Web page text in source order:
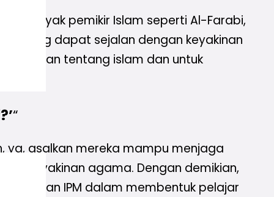
banyak pemikir Islam seperti Al-Farabi,
yang dapat sejalan dengan keyakinan
tentang islam dan untuk
“
ya, asalkan mereka mampu menjaga
keyakinan agama. Dengan demikian,
tujuan IPM dalam membentuk pelajar